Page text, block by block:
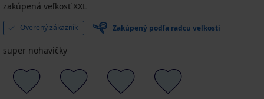
zakúpená veľkosť XXL
Overený zákazník Zakúpený podľa radcu veľkostí
super nohavičky